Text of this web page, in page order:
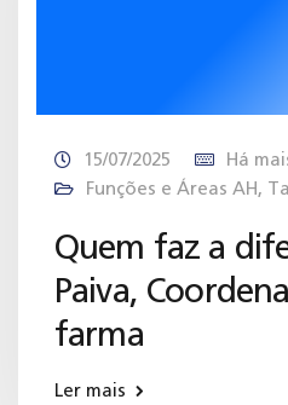
15/07/2025
Há
Funções e Áreas AH ,
Quem faz a
Paiva,
farma
Ler mais